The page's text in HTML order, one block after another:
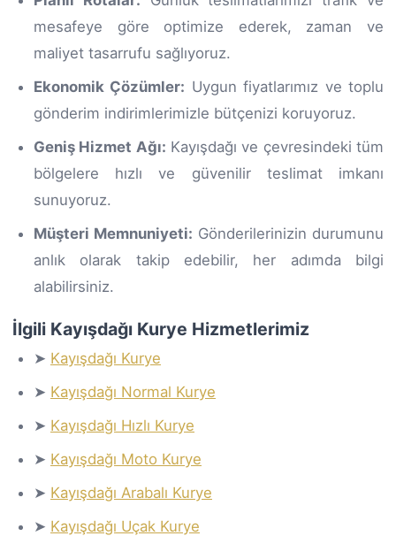
mesafeye göre optimize ederek, zaman ve
maliyet tasarrufu sağlıyoruz.
Ekonomik Çözümler: Uygun fiyatlarımız ve toplu
gönderim indirimlerimizle bütçenizi koruyoruz.
Geniş Hizmet Ağı: Kayışdağı ve çevresindeki tüm
bölgelere hızlı ve güvenilir teslimat imkanı
sunuyoruz.
Müşteri Memnuniyeti: Gönderilerinizin durumunu
anlık olarak takip edebilir, her adımda bilgi
alabilirsiniz.
İlgili Kayışdağı Kurye Hizmetlerimiz
➤ Kayışdağı Kurye
➤ Kayışdağı Normal Kurye
➤ Kayışdağı Hızlı Kurye
➤ Kayışdağı Moto Kurye
➤ Kayışdağı Arabalı Kurye
➤ Kayışdağı Uçak Kurye